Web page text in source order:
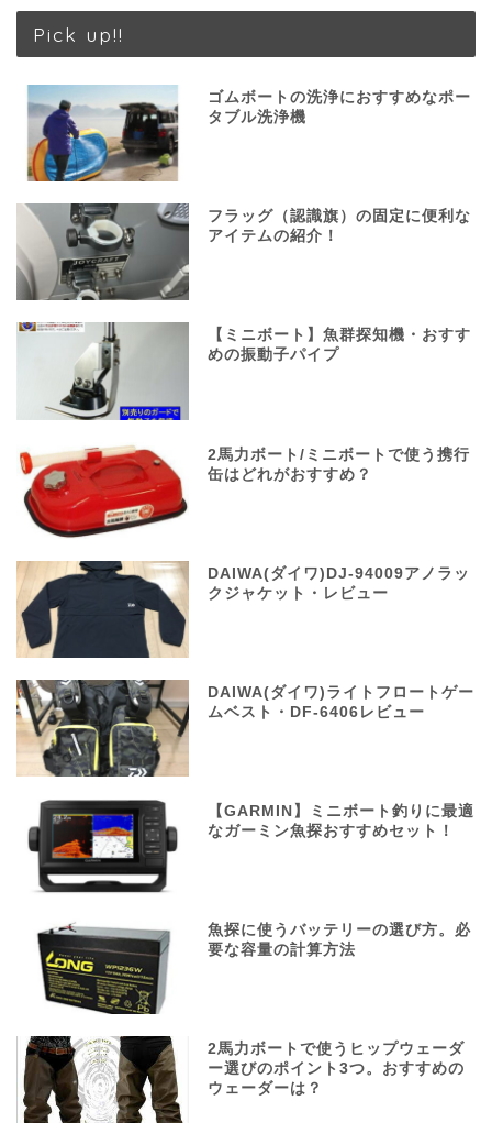
Pick up!!
ゴムボートの洗浄におすすめなポー
タブル洗浄機
フラッグ（認識旗）の固定に便利な
アイテムの紹介！
【ミニボート】魚群探知機・おすす
めの振動子パイプ
2馬力ボート/ミニボートで使う携行
缶はどれがおすすめ？
DAIWA(ダイワ)DJ-94009アノラッ
クジャケット・レビュー
DAIWA(ダイワ)ライトフロートゲー
ムベスト・DF-6406レビュー
【GARMIN】ミニボート釣りに最適
なガーミン魚探おすすめセット！
魚探に使うバッテリーの選び方。必
要な容量の計算方法
2馬力ボートで使うヒップウェーダ
ー選びのポイント3つ。おすすめの
ウェーダーは？